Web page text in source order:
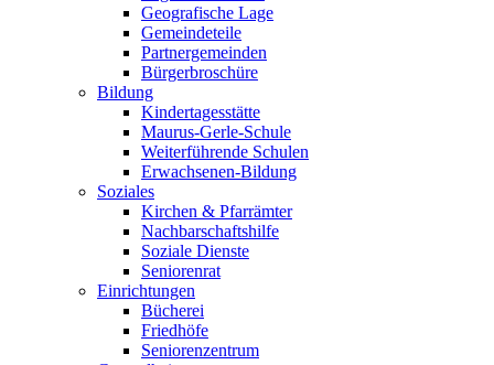
Geografische Lage
Gemeindeteile
Partnergemeinden
Bürgerbroschüre
Bildung
Kindertagesstätte
Maurus-Gerle-Schule
Weiterführende Schulen
Erwachsenen-Bildung
Soziales
Kirchen & Pfarrämter
Nachbarschaftshilfe
Soziale Dienste
Seniorenrat
Einrichtungen
Bücherei
Friedhöfe
Seniorenzentrum